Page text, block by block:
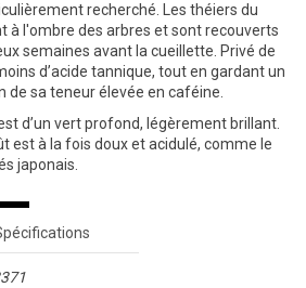
recherché. Les théiers du
à l'ombre des arbres et sont recouverts
semaines avant la cueillette. Privé de
d’acide tannique, tout en gardant un
sa teneur élevée en caféine.
d’un vert profond, légèrement brillant.
est à la fois doux et acidulé, comme le
japonais.